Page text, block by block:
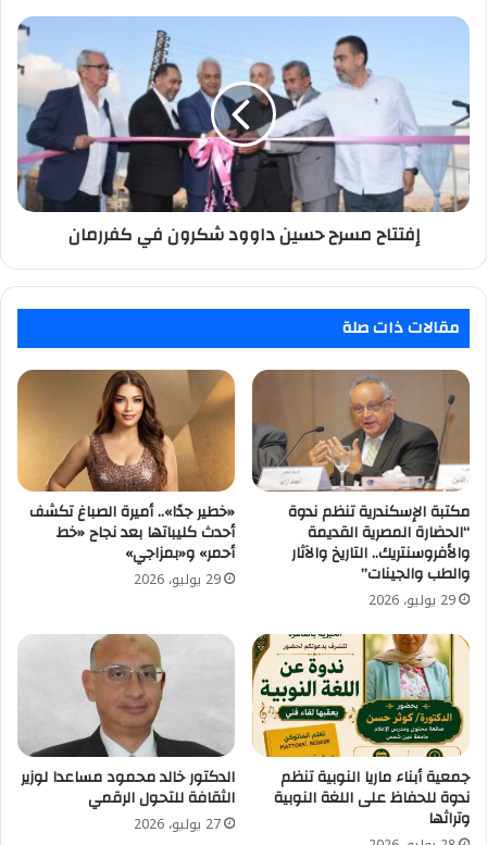
إفتتاح
داوود
شكرون
في
كفررمان
إفتتاح مسرح حسين داوود شكرون في كفررمان
مقالات ذات صلة
مكتبة الإسكندرية تنظم ندوة
“الحضارة المصرية القديمة
والأفروسنتريك.. التاريخ والآثار
والطب والجينات”
29 يوليو، 2026
«خطير جدًا».. أميرة الصباغ تكشف
أحدث كليباتها بعد نجاح «خط
أحمر» و«بمزاجي»
29 يوليو، 2026
جمعية أبناء ماريا النوبية تنظم
ندوة للحفاظ على اللغة النوبية
وتراثها
الدكتور خالد محمود مساعدا لوزير
الثقافة للتحول الرقمي
27 يوليو، 2026